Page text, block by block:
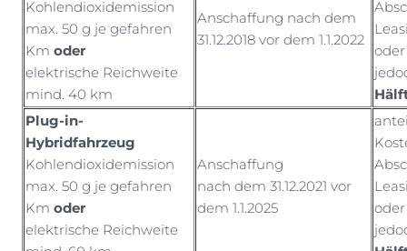
Kohlendioxidemission
max. 50 g je gefahren
Km oder
elektrische Reichweite
mind. 40 km
Anschaffung nach dem
31.12.2018 vor dem 1.1.2022
Plug-in-
Hybridfahrzeug
Kohlendioxidemission
max. 50 g je gefahren
Km oder
elektrische Reichweite
Anschaffung
nach dem 31.12.2021 vor
dem 1.1.2025